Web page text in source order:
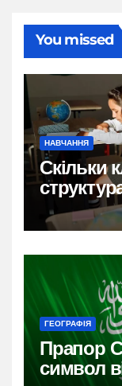
You missed
НАВЧАННЯ
Скільки
ГЕОГРАФІЯ
Прапор
символ